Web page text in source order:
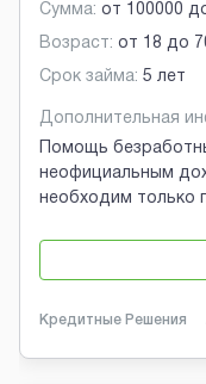
Сумма: от 100000
Возраст: от 18 до
Срок займа: 5 лет
Дополнительная
Помощь
неофициальным
необходим только
Кредитные Решения